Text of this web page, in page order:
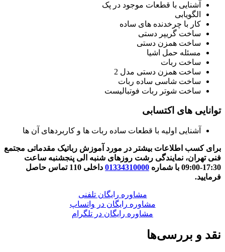
آشنایی با قطعات موجود در پک
الگویابی
کار با چرخدنده های ساده
ساخت گریپر دستی
ساخت همزن دستی
مسئله حمل اشیا
ساخت ربات
ساخت همزن دستی مدل 2
ساخت شاسی ساده ربات
ساخت شوتر ربات فوتبالیست
توانایی های اکتسابی
آشنایی اولیه با قطعات ساده ربات ها و کاربردهای آن ها
برای کسب اطلاعات بیشتر در مورد آموزش رباتیک مقدماتی مجتمع
فنی تهران، نمایندگی رشت روزهای شنبه الی پنجشنبه ساعت
17:30-09:00 با شماره
01334310000
داخلی 110 تماس حاصل
فرمایید.
مشاوره رایگان تلفنی
مشاوره رایگان در واتساپ
مشاوره رایگان در تلگرام
نقد و بررسی‌ها